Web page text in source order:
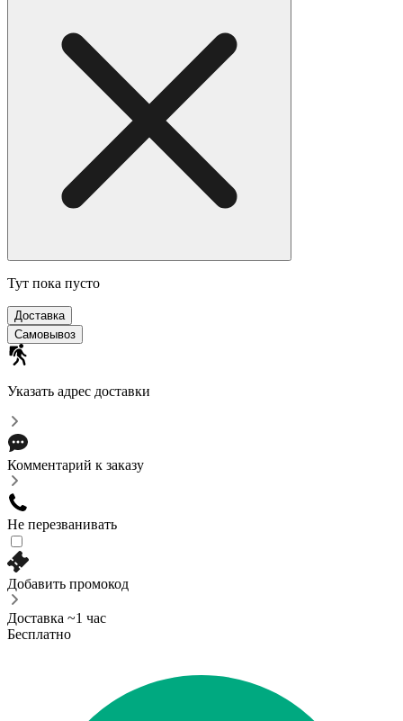
Тут пока пусто
Доставка
Самовывоз
Указать адрес доставки
Комментарий к заказу
Не перезванивать
Добавить промокод
Доставка ~1 час
Бесплатно